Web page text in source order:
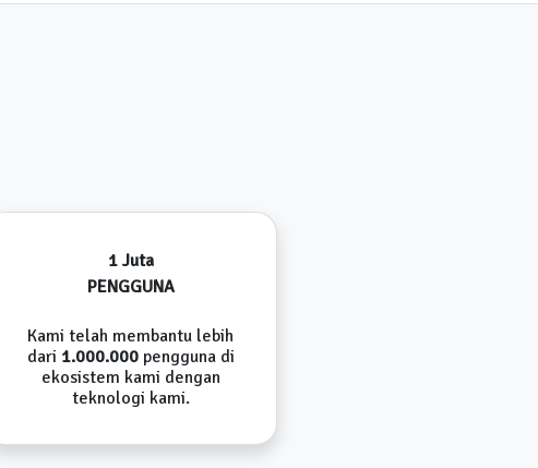
1 Juta
PENGGUNA
Kami telah membantu lebih
dari 1.000.000pengguna di
ekosistem kami dengan
teknologi kami.